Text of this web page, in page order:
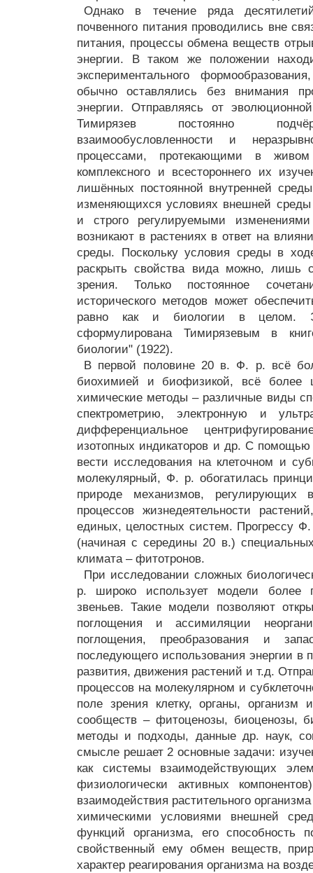
Однако в течение ряда
почвенного питания проводились вне
питания, процессы обмена веществ
энергии. В таком же положении
экспериментального
обычно оставлялись без внимания
энергии. Отправляясь от
Тимирязев постоянно
взаимообусловленности и
процессами, протекающими в живом
комплексного и всестороннего их
лишённых постоянной внутренней
изменяющихся условиях внешней среды
и строго регулируемыми
возникают в растениях в ответ на
среды. Поскольку условия среды в
раскрыть свойства вида можно, лишь
зрения. Только постоянное
исторического методов может
равно как и биологии в целом.
сформулирована Тимирязевым в
биологии" (1922).
В первой половине 20 в. Ф. р. всё
биохимией и биофизикой, всё более
химические методы – различные виды
спектрометрию, электронную и
дифференциальное
изотопных индикаторов и др. С
вести исследования на клеточном и
молекулярный, Ф. р. обогатилась
природе механизмов, регулирующих
процессов жизнедеятельности
единых, целостных систем. Прогрессу
(начиная с середины 20 в.)
климата – фитотронов.
При исследовании сложных
р. широко использует модели более
звеньев. Такие модели позволяют
поглощения и ассимиляции
поглощения, преобразования и
последующего использования энергии в
развития, движения растений и т.д.
процессов на молекулярном и
поле зрения клетку, органы,
сообществ – фитоценозы, биоценозы,
методы и подходы, данные др. наук,
смысле решает 2 основные задачи:
как системы взаимодействующих
физиологически активных
взаимодействия растительного
химическими условиями внешней
функций организма, его способность
свойственный ему обмен веществ,
характер реагирования организма на